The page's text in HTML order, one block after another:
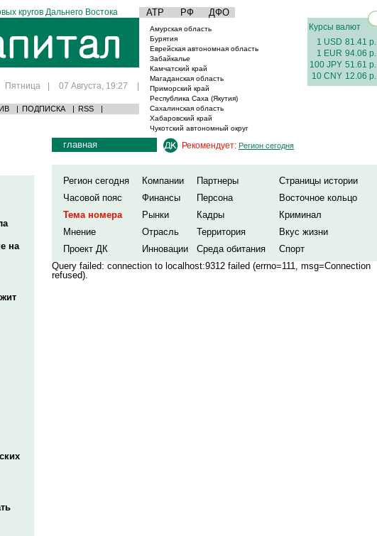
кругов Дальнего Востока АТР РФ ДФО
Пятница | 07 Августа, 19:27 |
| ПОДПИСКА | RSS |
Амурская область
Бурятия
Еврейская автономная область
Забайкалье
Камчатский край
Магаданская область
Приморский край
Республика Саха (Якутия)
Сахалинская область
Хабаровский край
Чукотский автономный округ
Курсы валют
1 USD 81.41 р.
1 EUR 94.06 р.
100 JPY 51.61 р.
10 CNY 12.06 р.
на
главная Рекомендует: Регион сегодня
Регион сегодня Компании Партнеры
Страницы истории
Часовой пояс
Финансы Персона
Восточное кольцо
Тема номера
Рынки Кадры
Криминал
Мнение
Отрасль Территория
Вкус жизни
Проект ДК
Инновации Среда обитания
Спорт
Query failed: connection to localhost:9312 failed (errno=111, msg=Connection
refused).